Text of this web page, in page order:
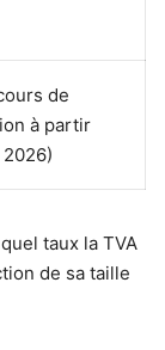
de
à partir
2026)
taux la TVA
de sa taille